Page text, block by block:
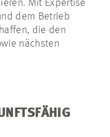
Mit Expertise
dem Betrieb
die den
nächsten